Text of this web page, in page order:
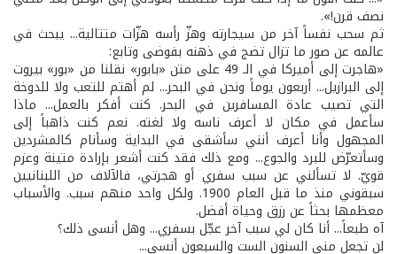
نصف قرن!».
ثم سحب نفساً آخر من سيجارته وهزّ رأسه هزّات متتالية... يبحث في
عالمه عن صور ما تزال تضج في ذهنه بفوضى وتابع:
«هاجرت إلى أميركا في الـ 49 على متن «بابور» نقلنا من «بور» بيروت
إلى البرازيل... أربعون يوماً ونحن في البحر... لم أهتم للتعب ولا للدوخة
التي تصيب عادة المسافرين في البحر. كنت أفكر بالعمل... ماذا
سأعمل في مكان لا أعرف ناسه ولا لغته. نعم كنت ذاهباً إلى
المجهول وأنا أعرف أنني سأشقى في البداية وسأنام كالمشردين
وسأتعرّض للبرد والجوع... ومع ذلك فقد كنت أشعر بإرادة متينة وعزم
قويّ. لا تسألني عن سبب سفري أو هجرتي، فالآلاف من اللبنانيين
سبقوني منذ ما قبل العام 1900. ولكل واحد منهم سبب. والأسباب
معظمها بحثاً عن رزق وحياة أفضل.
آه طبعاً... أنا كان لي سبب آخر عجّل بسفري... وهل أنسى ذلك؟
لن تجعل مني السنون الست والسبعون أنسى...